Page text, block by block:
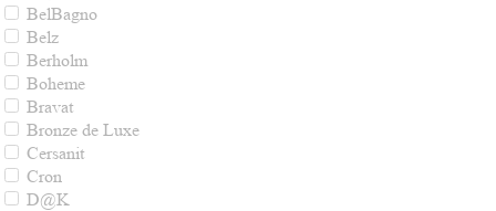
BelBagno
Belz
Berholm
Boheme
Bravat
Bronze de Luxe
Cersanit
Cron
D@K